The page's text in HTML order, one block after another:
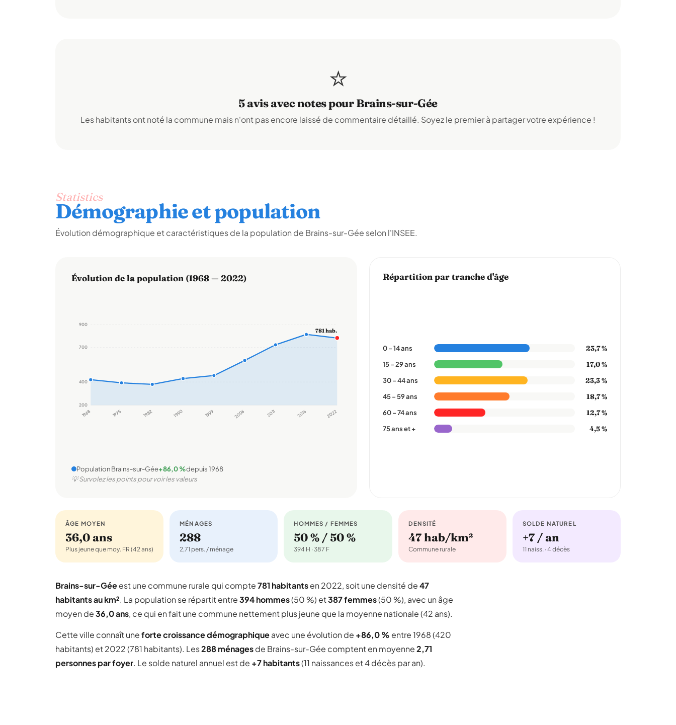
⭐
5 avis avec notes pour Brains-sur-Gée
Les habitants ont noté la commune mais n'ont pas encore laissé de commentaire détaillé. Soyez le premier à partager votre expérience !
Statistics
Démographie et population
Évolution démographique et caractéristiques de la population de Brains-sur-Gée selon l'INSEE.
Évolution de la population (1968 — 2022)
200
400
700
900
1968 1975 1982 1990 1999 2006 2011 2016 2022
781 hab.
Population Brains-sur-Gée+86,0 %depuis 1968
💡 Survolez les points pour voir les valeurs
Répartition par tranche d'âge
0 – 14 ans 23,7 %
15 – 29 ans 17,0 %
30 – 44 ans 23,3 %
45 – 59 ans 18,7 %
60 – 74 ans 12,7 %
75 ans et + 4,5 %
ÂGE MOYEN
36,0 ans
Plus jeune que moy. FR (42 ans)
MÉNAGES
288
2,71 pers. / ménage
HOMMES / FEMMES
50 % / 50 %
394 H · 387 F
DENSITÉ
47 hab/km²
Commune rurale
SOLDE NATUREL
+7 / an
11 naiss. · 4 décès
Brains-sur-Géeest une commune rurale qui compte781 habitantsen 2022, soit une densité de47
habitants au km². La population se répartit entre394 hommes(50 %) et387 femmes(50 %), avec un âge
moyen de36,0 ans, ce qui en fait une commune nettement plus jeune que la moyenne nationale (42 ans).
Cette ville connaît uneforte croissance démographiqueavec une évolution de +86,0 % entre 1968 (420
habitants) et 2022 (781 habitants). Les288 ménagesde Brains-sur-Gée comptent en moyenne2,71
personnes par foyer. Le solde naturel annuel est de +7 habitants(11 naissances et 4 décès par an).